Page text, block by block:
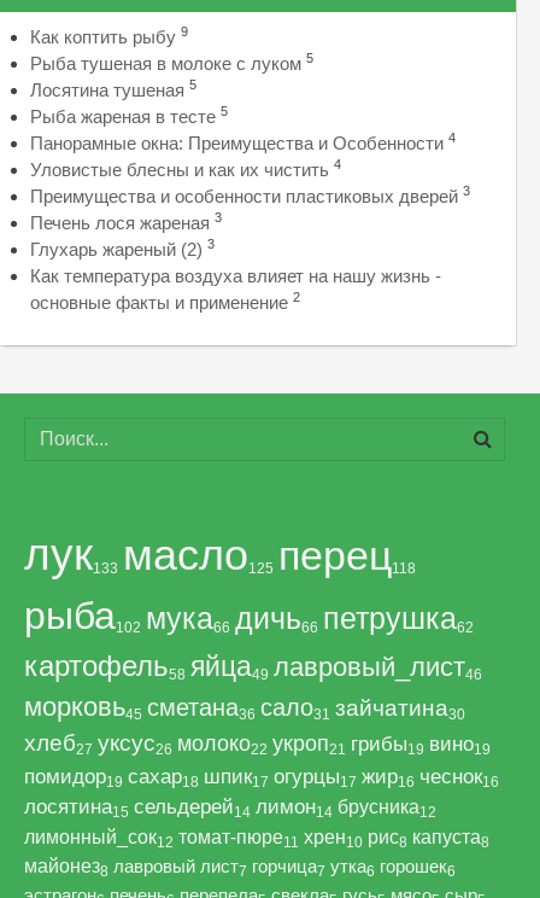
Как коптить рыбу 9
Рыба тушеная в молоке с луком 5
Лосятина тушеная 5
Рыба жареная в тесте 5
Панорамные окна: Преимущества и Особенности 4
Уловистые блесны и как их чистить 4
Преимущества и особенности пластиковых дверей 3
Печень лося жареная 3
Глухарь жареный (2) 3
Как температура воздуха влияет на нашу жизнь -
основные факты и применение 2
лук133 масло125 перец118
рыба102 мука66 дичь66 петрушка62
картофель58 яйца49 лавровый_лист46
морковь45 сметана36 сало31 зайчатина30
хлеб27 уксус26 молоко22 укроп21 грибы19 вино19
помидор19 сахар18 шпик17 огурцы17 жир16 чеснок16
лосятина15 сельдерей14 лимон14 брусника12
лимонный_сок12 томат-пюре11 хрен10 рис8 капуста8
майонез8 лавровый лист7 горчица7 утка6 горошек6